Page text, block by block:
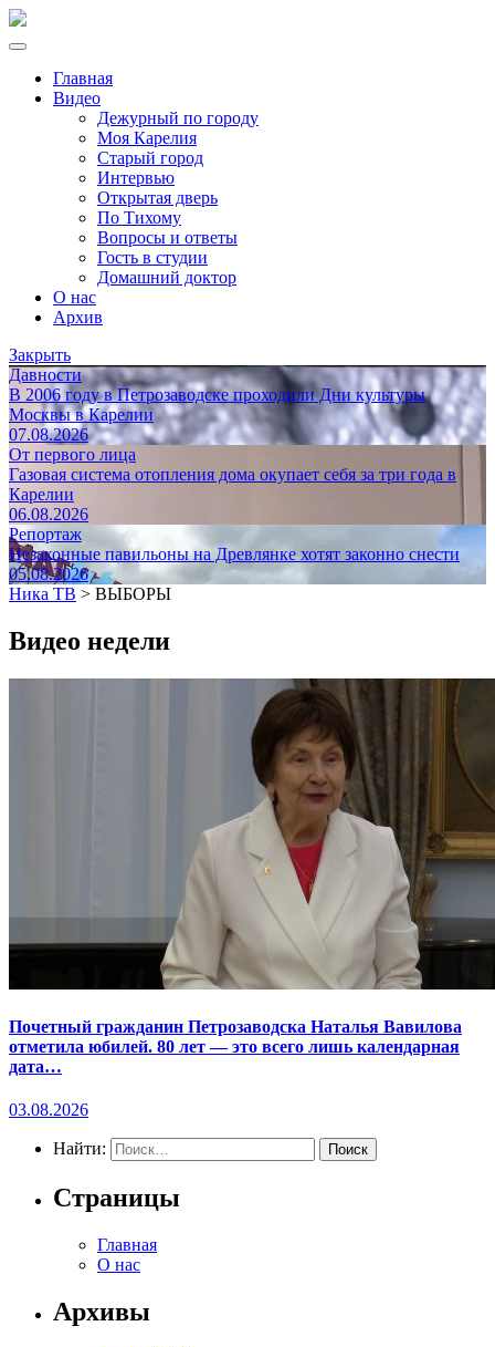
Главная
Видео
Дежурный по городу
Моя Карелия
Старый город
Интервью
Открытая дверь
По Тихому
Вопросы и ответы
Гость в студии
Домашний доктор
О нас
Архив
Закрыть
Давности
В 2006 году в Петрозаводске проходили Дни культуры
Москвы в Карелии
07.08.2026
От первого лица
Газовая система отопления дома окупает себя за три года в
Карелии
06.08.2026
Репортаж
Незаконные павильоны на Древлянке хотят законно снести
05.08.2026
Ника ТВ > ВЫБОРЫ
Видео недели
Почетный гражданин Петрозаводска Наталья Вавилова
отметила юбилей. 80 лет — это всего лишь календарная
дата…
03.08.2026
Найти:
Страницы
Главная
О нас
Архивы